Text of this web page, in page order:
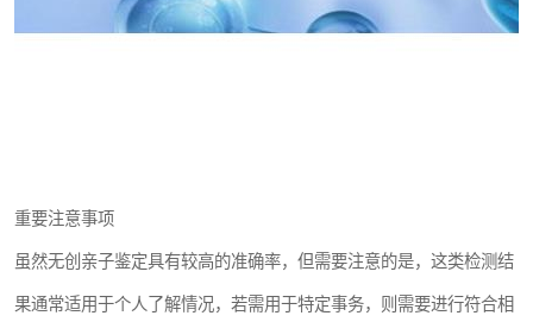
重要注意事项
虽然无创亲子鉴定具有较高的准确率，但需要注意的是，这类检测结
果通常适用于个人了解情况，若需用于特定事务，则需要进行符合相